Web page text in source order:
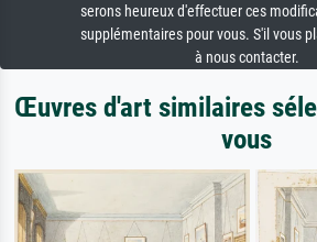
serons heureux d'effectuer ces
supplémentaires pour vous. S'il vous
à nous contacter.
Œuvres d'art similaires
vous